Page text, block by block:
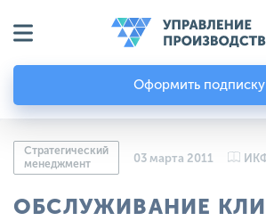
Оформить подписку
Стратегический
менеджмент
03 марта 2011
ОБСЛУЖИВАНИЕ